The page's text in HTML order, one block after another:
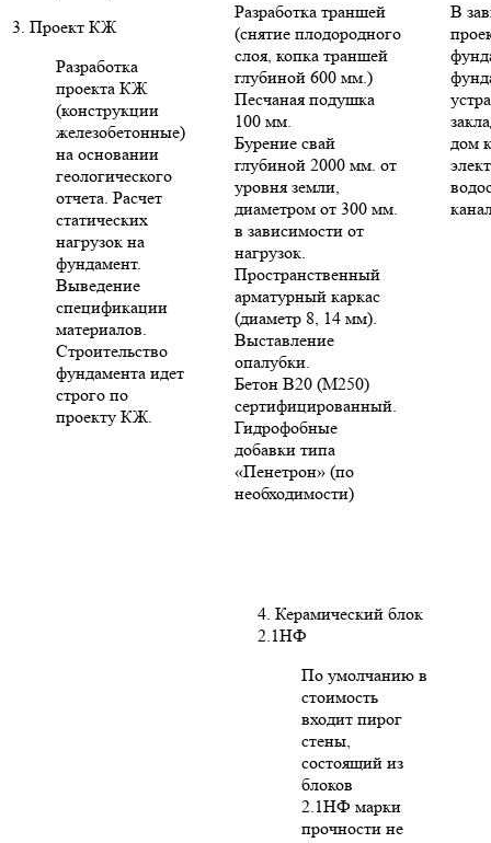
3. Проект КЖ
Разработка
проекта КЖ
(конструкции
железобетонные)
на основании
геологического
отчета. Расчет
статических
нагрузок на
фундамент.
Выведение
спецификации
материалов.
Строительство
фундамента идет
строго по
проекту КЖ.
Разработка траншей
(снятие плодородного
слоя, копка траншей
глубиной 600 мм.)
Песчаная подушка
100 мм.
Бурение свай
глубиной 2000 мм. от
уровня земли,
диаметром от 300 мм.
в зависимости от
нагрузок.
Пространственный
арматурный каркас
(диаметр 8, 14 мм).
Выставление
опалубки.
Бетон В20 (М250)
сертифицированный.
Гидрофобные
добавки типа
«Пенетрон» (по
необходимости)
В
дом
4. Керамический блок
2.1НФ
По умолчанию в
стоимость
входит пирог
стены,
состоящий из
блоков
2.1НФ марки
прочности не